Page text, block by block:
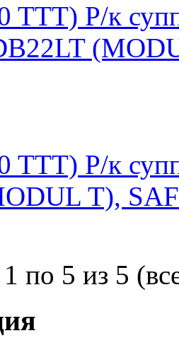
TTT) Р/к
TTT) Р/к
T),
по 5 из 5